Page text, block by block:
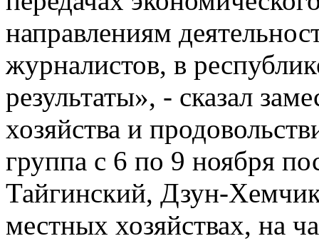
направлениям
журналистов, в
результаты», - сказал
хозяйства и
группа с 6 по 9 ноября
Тайгинский, Дзун-
местных хозяйствах, на